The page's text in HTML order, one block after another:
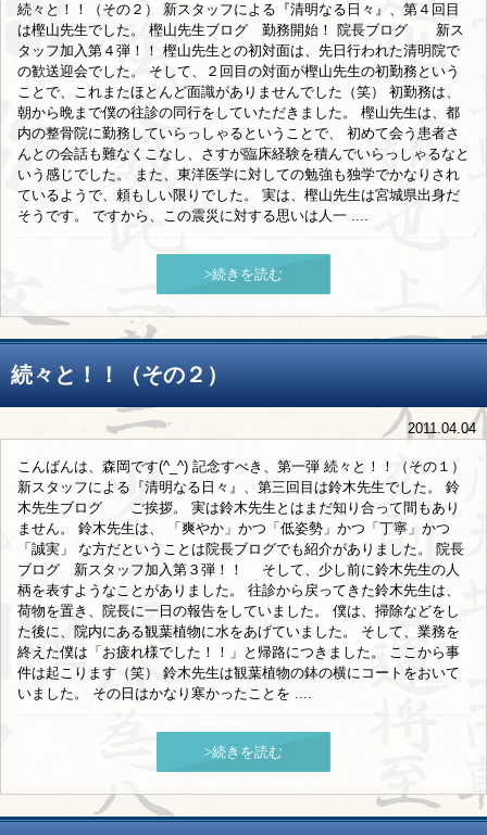
続々と！！（その２） 新スタッフによる『清明なる日々』、第４回目
は樫山先生でした。 樫山先生ブログ 勤務開始！ 院長ブログ 新ス
タッフ加入第４弾！！ 樫山先生との初対面は、先日行われた清明院で
の歓送迎会でした。 そして、２回目の対面が樫山先生の初勤務という
ことで、これまたほとんど面識がありませんでした（笑） 初勤務は、
朝から晩まで僕の往診の同行をしていただきました。 樫山先生は、都
内の整骨院に勤務していらっしゃるということで、 初めて会う患者さ
んとの会話も難なくこなし、さすが臨床経験を積んでいらっしゃるなと
いう感じでした。 また、東洋医学に対しての勉強も独学でかなりされ
ているようで、頼もしい限りでした。 実は、樫山先生は宮城県出身だ
そうです。 ですから、この震災に対する思いは人一 ....
>続きを読む
続々と！！（その２）
2011.04.04
こんばんは、森岡です(^_^) 記念すべき、第一弾 続々と！！（その１）
新スタッフによる『清明なる日々』、第三回目は鈴木先生でした。 鈴
木先生ブログ ご挨拶。 実は鈴木先生とはまだ知り合って間もあり
ません。 鈴木先生は、 「爽やか」かつ「低姿勢」かつ「丁寧」かつ
「誠実」 な方だということは院長ブログでも紹介がありました。 院長
ブログ 新スタッフ加入第３弾！！ そして、少し前に鈴木先生の人
柄を表すようなことがありました。 往診から戻ってきた鈴木先生は、
荷物を置き、院長に一日の報告をしていました。 僕は、掃除などをし
た後に、院内にある観葉植物に水をあげていました。 そして、業務を
終えた僕は「お疲れ様でした！！」と帰路につきました。 ここから事
件は起こります（笑） 鈴木先生は観葉植物の鉢の横にコートをおいて
いました。 その日はかなり寒かったことを ....
>続きを読む